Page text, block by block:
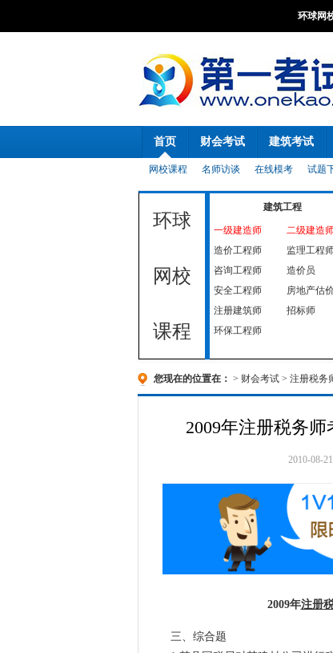
环球网
首页
网校课程 名师访谈 在线模考 试题
财会考试 建筑考试
环球
网校
课程
建筑工程
一级建造师
二级建造
造价工程师
监理工程
咨询工程师
造价员
安全工程师
房地产估
注册建筑师
招标师
环保工程师
您现在的位置在： > 财会考试 > 注册税务
2009年注册税务师
2010-08-21
2009年注册
三、综合题